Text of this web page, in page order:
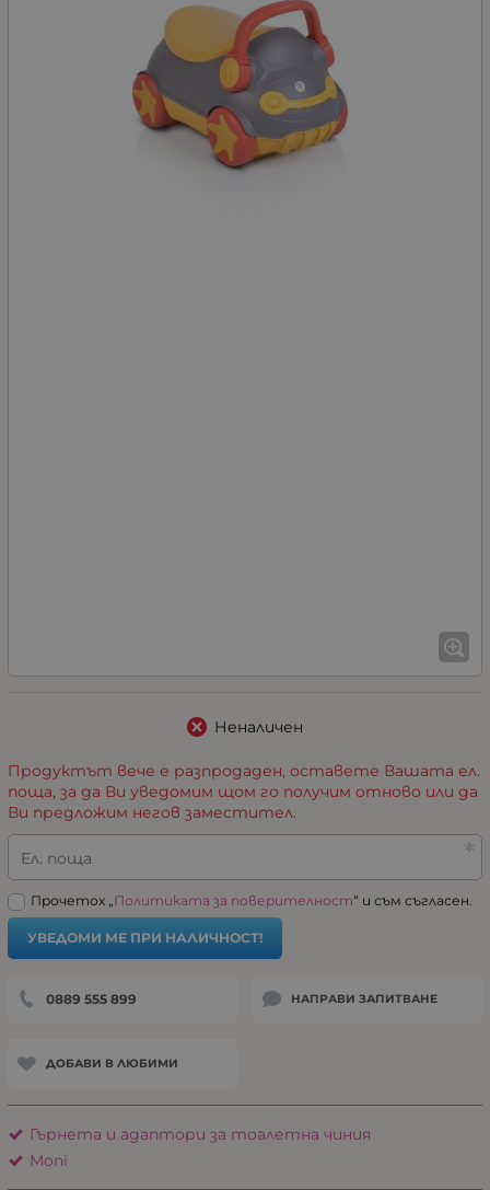
Неналичен
Продуктът вече е разпродаден, оставете Вашата ел.
поща, за да Ви уведомим щом го получим отново или да
Ви предложим негов заместител.
Ел. поща
Прочетох „ Политиката за поверителност“ и съм съгласен.
УВЕДОМИ МЕ ПРИ НАЛИЧНОСТ!
0889 555 899 НАПРАВИ ЗАПИТВАНЕ
ДОБАВИ В ЛЮБИМИ
Гърнета и адаптори за тоалетна чиния
Moni